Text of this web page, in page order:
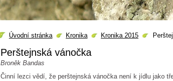
Úvodní stránka Kronika Kronika 2015
Perštejnská vánočka
Broněk Bandas
Činní lezci vědí, že perštejnská vánočka není k jídlu jako